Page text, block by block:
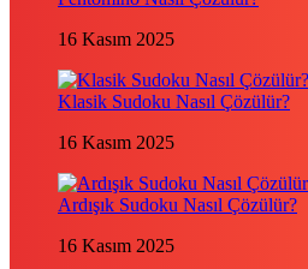
16 Kasım 2025
Klasik Sudoku Nasıl Çözülür?
16 Kasım 2025
Ardışık Sudoku Nasıl Çözülür?
16 Kasım 2025